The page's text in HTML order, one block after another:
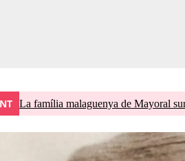
La família malaguenya de Mayoral